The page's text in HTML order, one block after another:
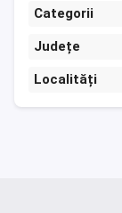
Categorii
Județe
Localități